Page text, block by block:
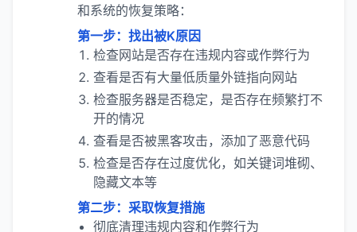
和系统的恢复策略：
第一步：找出被K原因
检查网站是否存在违规内容或作弊行为
查看是否有大量低质量外链指向网站
检查服务器是否稳定，是否存在频繁打不
开的情况
查看是否被黑客攻击，添加了恶意代码
检查是否存在过度优化，如关键词堆砌、
隐藏文本等
第二步：采取恢复措施
彻底清理违规内容和作弊行为